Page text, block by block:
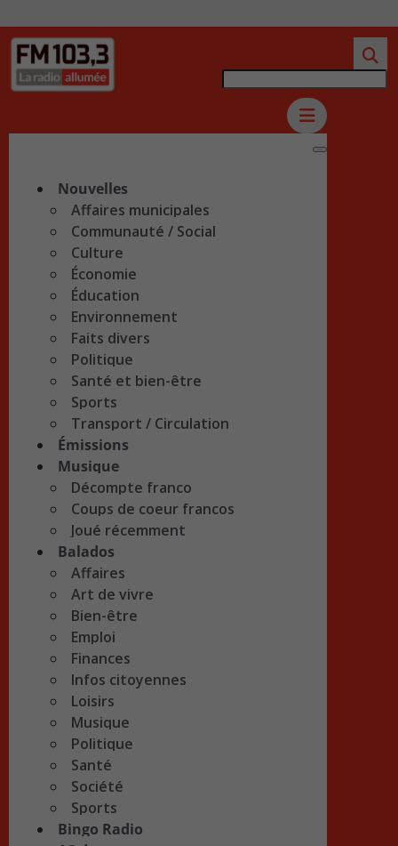
Nouvelles
Affaires municipales
Communauté / Social
Culture
Économie
Éducation
Environnement
Faits divers
Politique
Santé et bien-être
Sports
Transport / Circulation
Émissions
Musique
Décompte franco
Coups de coeur francos
Joué récemment
Balados
Affaires
Art de vivre
Bien-être
Emploi
Finances
Infos citoyennes
Loisirs
Musique
Politique
Santé
Société
Sports
Bingo Radio